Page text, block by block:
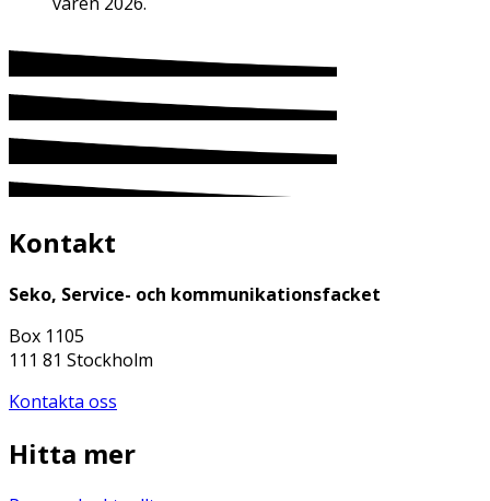
Kontakt
Seko, Service- och kommunikationsfacket
Box 1105
111 81 Stockholm
Kontakta oss
Hitta mer